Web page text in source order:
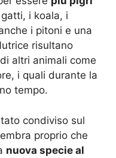
i koala, i
i pitoni e una
risultano
di altri animali come
i quali durante la
tempo.
condiviso sul
proprio che
nuova specie al